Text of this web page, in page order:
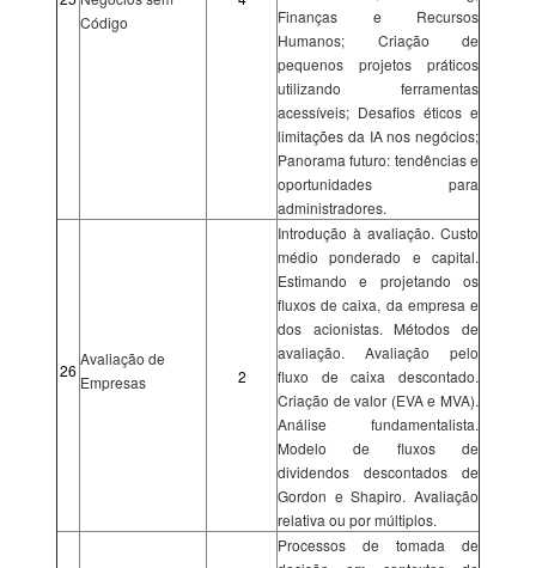
Código
Finanças e Recursos
Humanos; Criação de
pequenos projetos práticos
utilizando ferramentas
acessíveis; Desafios éticos e
limitações da IA nos negócios;
Panorama futuro: tendências e
oportunidades para
administradores.
26
Avaliação de
Empresas
2
Introdução à avaliação. Custo
médio ponderado e capital.
Estimando e projetando os
fluxos de caixa, da empresa e
dos acionistas. Métodos de
avaliação. Avaliação pelo
fluxo de caixa descontado.
Criação de valor (EVA e MVA).
Análise fundamentalista.
Modelo de fluxos de
dividendos descontados de
Gordon e Shapiro. Avaliação
relativa ou por múltiplos.
Processos de tomada de